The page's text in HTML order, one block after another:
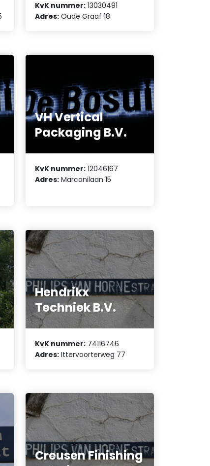
KvK nummer: 13030491
Adres: Oude Graaf 18
VH Vertical
Packaging B.V.
KvK nummer: 12046167
Adres: Marconilaan 15
Hendrikx
Techniek B.V.
KvK nummer: 74116746
Adres: Ittervoorterweg 77
Creusen Finishing